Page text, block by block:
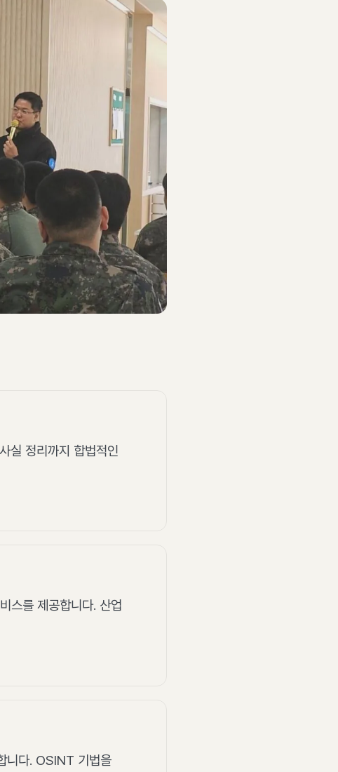
실 정리까지 합법적인
스를 제공합니다. 산업
니다. OSINT 기법을